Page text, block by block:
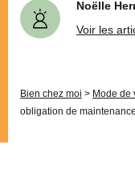
Noëlle
Voir les
Bien chez moi > Mode de
obligation de maintenance